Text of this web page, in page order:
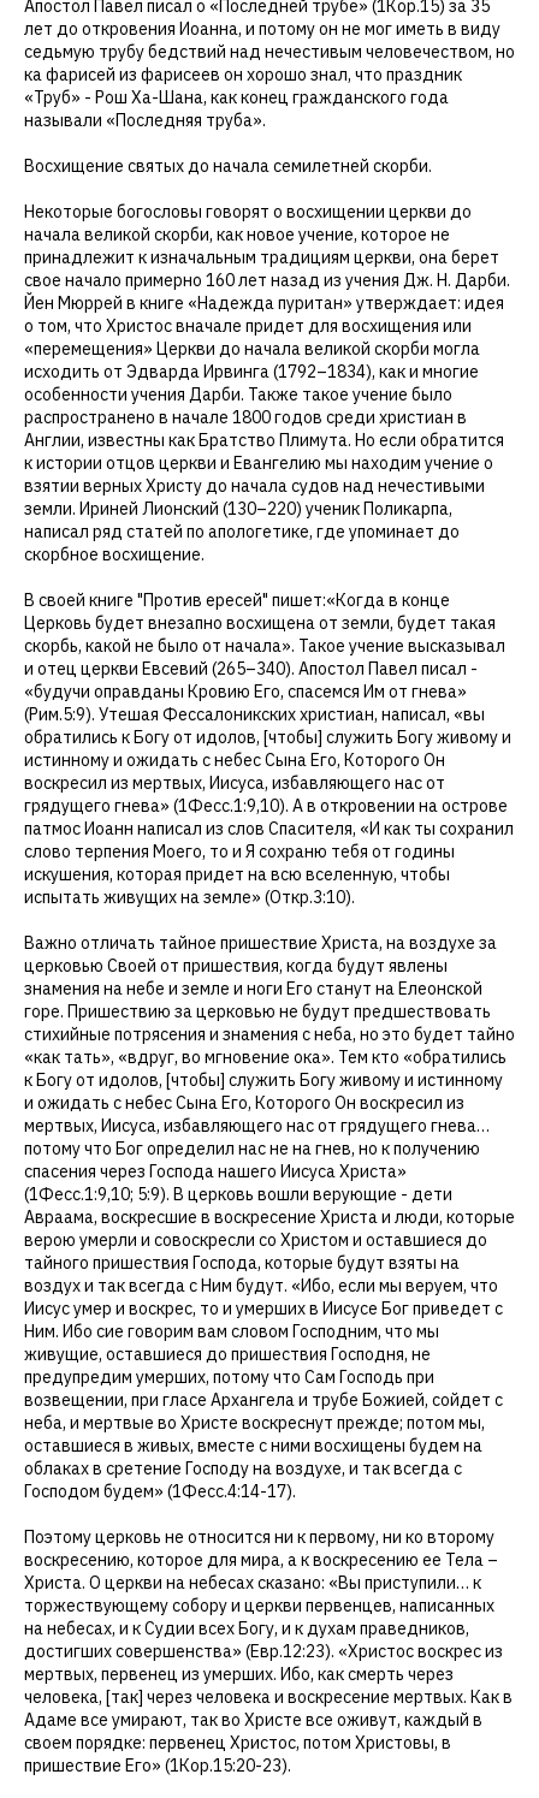
Апостол Павел писал о «Последней трубе» (1Кор.15) за 35
лет до откровения Иоанна, и потому он не мог иметь в виду
седьмую трубу бедствий над нечестивым человечеством, но
ка фарисей из фарисеев он хорошо знал, что праздник
«Труб» - Рош Ха-Шана, как конец гражданского года
называли «Последняя труба».
Восхищение святых до начала семилетней скорби.
Некоторые богословы говорят о восхищении церкви до
начала великой скорби, как новое учение, которое не
принадлежит к изначальным традициям церкви, она берет
свое начало примерно 160 лет назад из учения Дж. Н. Дарби.
Йен Мюррей в книге «Надежда пуритан» утверждает: идея
о том, что Христос вначале придет для восхищения или
«перемещения» Церкви до начала великой скорби могла
исходить от Эдварда Ирвинга (1792–1834), как и многие
особенности учения Дарби. Также такое учение было
распространено в начале 1800 годов среди христиан в
Англии, известны как Братство Плимута. Но если обратится
к истории отцов церкви и Евангелию мы находим учение о
взятии верных Христу до начала судов над нечестивыми
земли. Ириней Лионский (130–220) ученик Поликарпа,
написал ряд статей по апологетике, где упоминает до
скорбное восхищение.
В своей книге "Против ересей" пишет:«Когда в конце
Церковь будет внезапно восхищена от земли, будет такая
скорбь, какой не было от начала». Такое учение высказывал
и отец церкви Евсевий (265–340). Апостол Павел писал -
«будучи оправданы Кровию Его, спасемся Им от гнева»
(Рим.5:9). Утешая Фессалоникских христиан, написал, «вы
обратились к Богу от идолов, [чтобы] служить Богу живому и
истинному и ожидать с небес Сына Его, Которого Он
воскресил из мертвых, Иисуса, избавляющего нас от
грядущего гнева» (1Фесс.1:9,10). А в откровении на острове
патмос Иоанн написал из слов Спасителя, «И как ты сохранил
слово терпения Моего, то и Я сохраню тебя от годины
искушения, которая придет на всю вселенную, чтобы
испытать живущих на земле» (Откр.3:10).
Важно отличать тайное пришествие Христа, на воздухе за
церковью Своей от пришествия, когда будут явлены
знамения на небе и земле и ноги Его станут на Елеонской
горе. Пришествию за церковью не будут предшествовать
стихийные потрясения и знамения с неба, но это будет тайно
«как тать», «вдруг, во мгновение ока». Тем кто «обратились
к Богу от идолов, [чтобы] служить Богу живому и истинному
и ожидать с небес Сына Его, Которого Он воскресил из
мертвых, Иисуса, избавляющего нас от грядущего гнева…
потому что Бог определил нас не на гнев, но к получению
спасения через Господа нашего Иисуса Христа»
(1Фесс.1:9,10; 5:9). В церковь вошли верующие - дети
Авраама, воскресшие в воскресение Христа и люди, которые
верою умерли и совоскресли со Христом и оставшиеся до
тайного пришествия Господа, которые будут взяты на
воздух и так всегда с Ним будут. «Ибо, если мы веруем, что
Иисус умер и воскрес, то и умерших в Иисусе Бог приведет с
Ним. Ибо сие говорим вам словом Господним, что мы
живущие, оставшиеся до пришествия Господня, не
предупредим умерших, потому что Сам Господь при
возвещении, при гласе Архангела и трубе Божией, сойдет с
неба, и мертвые во Христе воскреснут прежде; потом мы,
оставшиеся в живых, вместе с ними восхищены будем на
облаках в сретение Господу на воздухе, и так всегда с
Господом будем» (1Фесс.4:14-17).
Поэтому церковь не относится ни к первому, ни ко второму
воскресению, которое для мира, а к воскресению ее Тела –
Христа. О церкви на небесах сказано: «Вы приступили… к
торжествующему собору и церкви первенцев, написанных
на небесах, и к Судии всех Богу, и к духам праведников,
достигших совершенства» (Евр.12:23). «Христос воскрес из
мертвых, первенец из умерших. Ибо, как смерть через
человека, [так] через человека и воскресение мертвых. Как в
Адаме все умирают, так во Христе все оживут, каждый в
своем порядке: первенец Христос, потом Христовы, в
пришествие Его» (1Кор.15:20-23).